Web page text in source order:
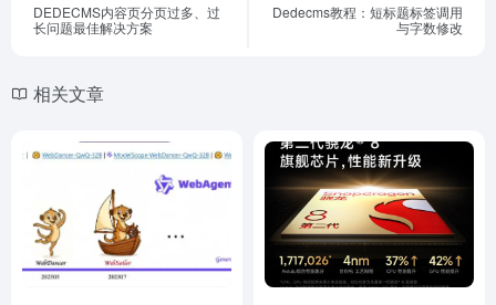
DEDECMS内容页分页过多、过
长问题最佳解决方案
Dedecms教程：短标题标签调用
与字数修改
相关文章